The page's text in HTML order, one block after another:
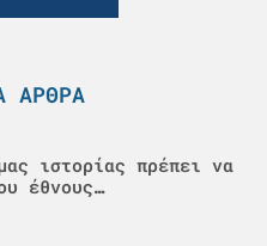
ΆΡΘΡΑ
ιστορίας πρέπει να
έθνους…